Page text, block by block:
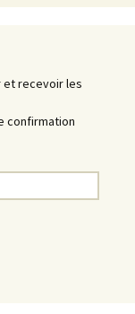
et recevoir les
confirmation